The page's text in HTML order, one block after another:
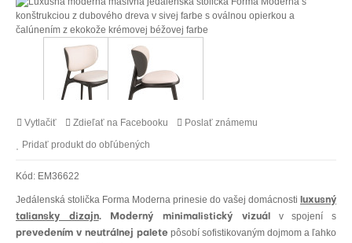
Vytlačiť Zdieľať na Facebooku
Poslať známemu
Pridať produkt do obľúbených
Kód: EM36622
Jedálenská stolička Forma Moderna prinesie do vašej domácnosti luxusný
taliansky dizajn. Moderný minimalistický vizuál v spojení s
prevedením v neutrálnej palete pôsobí sofistikovaným dojmom a ľahko